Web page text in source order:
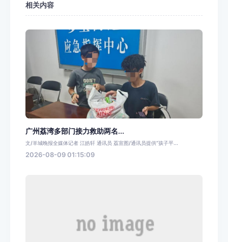
相关内容
广州荔湾多部门接力救助两名...
文/羊城晚报全媒体记者 江皓轩 通讯员 荔宣图/通讯员提供“孩子平...
2026-08-09 01:15:09